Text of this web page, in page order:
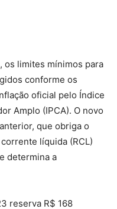
os limites mínimos para
conforme os
oficial pelo Índice
Amplo (IPCA). O novo
que obriga o
líquida (RCL)
determina a
reserva R$ 168